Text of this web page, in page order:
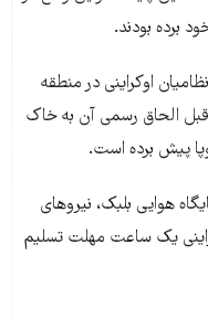
برده بودند.
اوکراینی در منطقه
قبل الحاق رسمی آن به خاک
پیش برده است.
هوایی بلبک، نیروهای
یک ساعت مهلت تسلیم